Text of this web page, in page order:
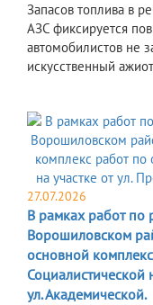
Запасов топлива в
АЗС фиксируется
автомобилистов не
искусственный
27.07.2026
В рамках работ по
Ворошиловском
основной
Социалистической
ул. Академической.